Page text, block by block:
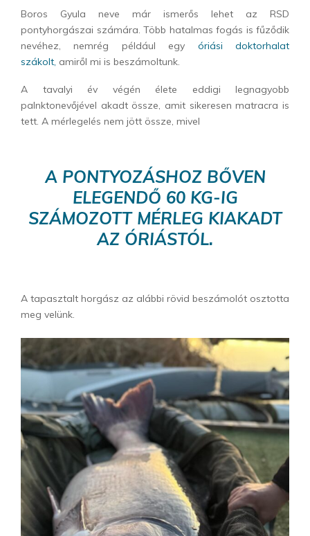
Boros Gyula neve már ismerős lehet az RSD
pontyhorgászai számára. Több hatalmas fogás is fűződik
nevéhez, nemrég például egy óriási doktorhalat
szákolt, amiről mi is beszámoltunk.
A tavalyi év végén élete eddigi legnagyobb
palnktonevőjével akadt össze, amit sikeresen matracra is
tett. A mérlegelés nem jött össze, mivel
A PONTYOZÁSHOZ BŐVEN
ELEGENDŐ 60 KG-IG
SZÁMOZOTT MÉRLEG KIAKADT
AZ ÓRIÁSTÓL.
A tapasztalt horgász az alábbi rövid beszámolót osztotta
meg velünk.